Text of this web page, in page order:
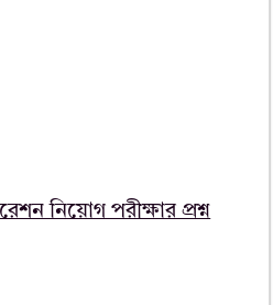
নিয়োগ পরীক্ষার প্রশ্ন